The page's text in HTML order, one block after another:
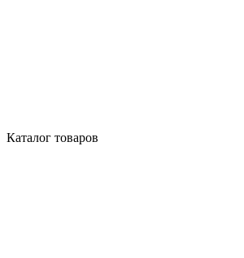
Каталог товаров